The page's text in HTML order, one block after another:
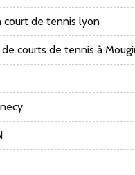
court de tennis lyon
courts de tennis à